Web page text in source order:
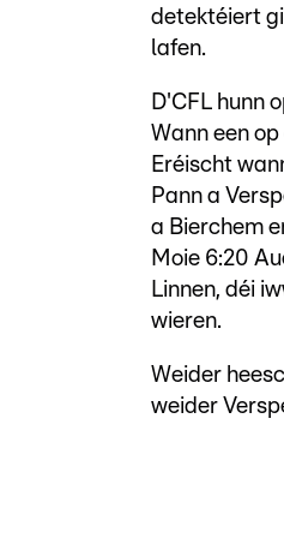
detektéiert
lafen.
D'CFL hunn
Wann een
Eréischt
Pann a
a Bierchem
Moie 6:20
Linnen, déi
wieren.
Weider
weider